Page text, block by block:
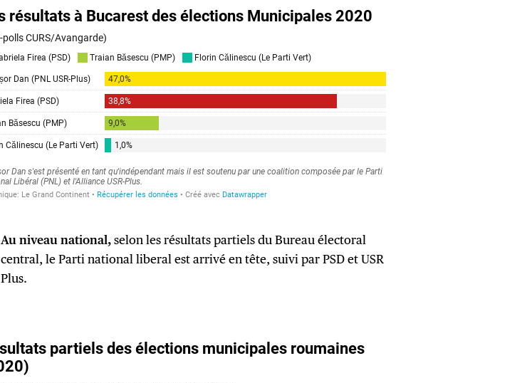
Au niveau national,selon les résultats partiels du Bureau électoral
central, le Parti national liberal est arrivé en tête, suivi par PSD et USR
Plus.